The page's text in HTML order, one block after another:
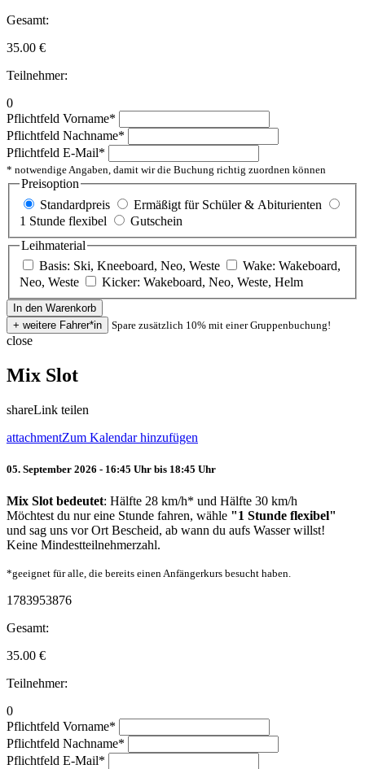
Gesamt:
35.00 €
Teilnehmer:
0
Pflichtfeld Vorname*
Pflichtfeld Nachname*
Pflichtfeld E-Mail*
* notwendige Angaben, damit wir die Buchung richtig zuordnen können
Preisoption
Standardpreis
Ermäßigt für Schüler & Abiturienten
1 Stunde flexibel
Gutschein
Leihmaterial
Basis: Ski, Kneeboard, Neo, Weste
Wake: Wakeboard,
Neo, Weste
Kicker: Wakeboard, Neo, Weste, Helm
Spare zusätzlich 10% mit einer Gruppenbuchung!
close
Mix Slot
shareLink teilen
attachmentZum Kalendar hinzufügen
05. September 2026 - 16:45 Uhr bis 18:45 Uhr
Mix Slot bedeutet: Hälfte 28 km/h* und Hälfte 30 km/h
Möchtest du nur eine Stunde fahren, wähle "1 Stunde flexibel"
und sag uns vor Ort Bescheid, ab wann du aufs Wasser willst!
Keine Mindestteilnehmerzahl.
*geeignet für alle, die bereits einen Anfängerkurs besucht haben.
1783953876
Gesamt:
35.00 €
Teilnehmer:
0
Pflichtfeld Vorname*
Pflichtfeld Nachname*
Pflichtfeld E-Mail*